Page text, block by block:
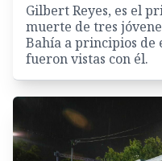
Gilbert Reyes, es el
muerte de tres
Bahía a principios de
fueron vistas con él.